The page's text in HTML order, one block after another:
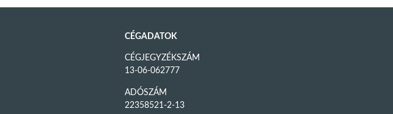
CÉGADATOK
CÉGJEGYZÉKSZÁM
13-06-062777
ADÓSZÁM
22358521-2-13